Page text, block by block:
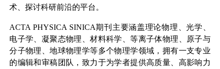
术、探讨科研前沿的平台。
ACTA PHYSICA SINICA期刊主要涵盖理论物理、光学、
电子学、凝聚态物理、材料科学、等离子体物理、原子与
分子物理、地球物理学等多个物理学领域，拥有一支专业
的编辑和审稿团队，致力于为学者提供高质量、高影响力